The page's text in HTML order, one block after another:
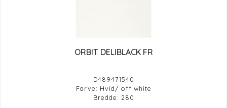
ORBIT DELIBLACK FR
D489471540
Farve: Hvid/ off white
Bredde: 280